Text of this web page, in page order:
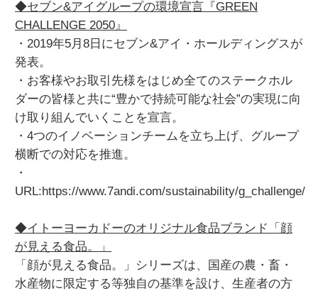
◆セブン&アイグループの環境宣言『GREEN
CHALLENGE 2050』
・2019年5月8日にセブン&アイ・ホールディングスが
発表。
・お客様やお取引先様をはじめ全てのステークホル
ダーの皆様と共に“豊かで持続可能な社会”の実現に向
け取り組んでいくことを宣言。
・4つのイノベーションチームを立ち上げ、グループ
横断での対応を推進。
・
URL:https://www.7andi.com/sustainability/g_challenge/
◆イトーヨーカドーのオリジナル食品ブランド「顔
が見える食品。」
「顔が見える食品。」シリーズは、国産の農・畜・
水産物に限定する等独自の基準を設け、生産者の方